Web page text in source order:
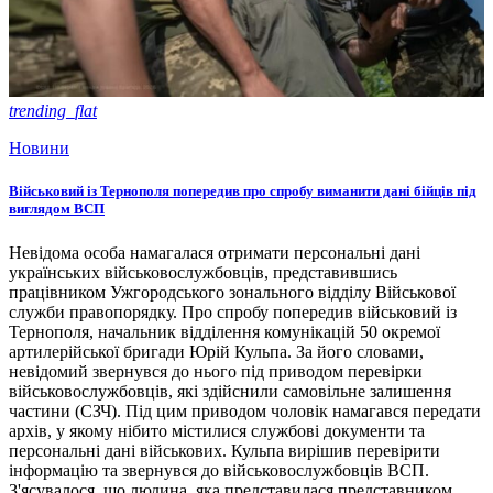
trending_flat
Новини
Військовий із Тернополя попередив про спробу виманити дані бійців під
виглядом ВСП
Невідома особа намагалася отримати персональні дані
українських військовослужбовців, представившись
працівником Ужгородського зонального відділу Військової
служби правопорядку. Про спробу попередив військовий із
Тернополя, начальник відділення комунікацій 50 окремої
артилерійської бригади Юрій Кульпа. За його словами,
невідомий звернувся до нього під приводом перевірки
військовослужбовців, які здійснили самовільне залишення
частини (СЗЧ). Під цим приводом чоловік намагався передати
архів, у якому нібито містилися службові документи та
персональні дані військових. Кульпа вирішив перевірити
інформацію та звернувся до військовослужбовців ВСП.